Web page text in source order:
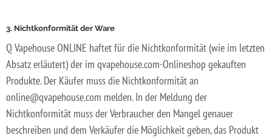
3. Nichtkonformität der Ware
Q Vapehouse ONLINE haftet für die Nichtkonformität (wie im letzten
Absatz erläutert) der im qvapehouse.com-Onlineshop gekauften
Produkte. Der Käufer muss die Nichtkonformität an
online@qvapehouse.com melden. In der Meldung der
Nichtkonformität muss der Verbraucher den Mangel genauer
beschreiben und dem Verkäufer die Möglichkeit geben, das Produkt